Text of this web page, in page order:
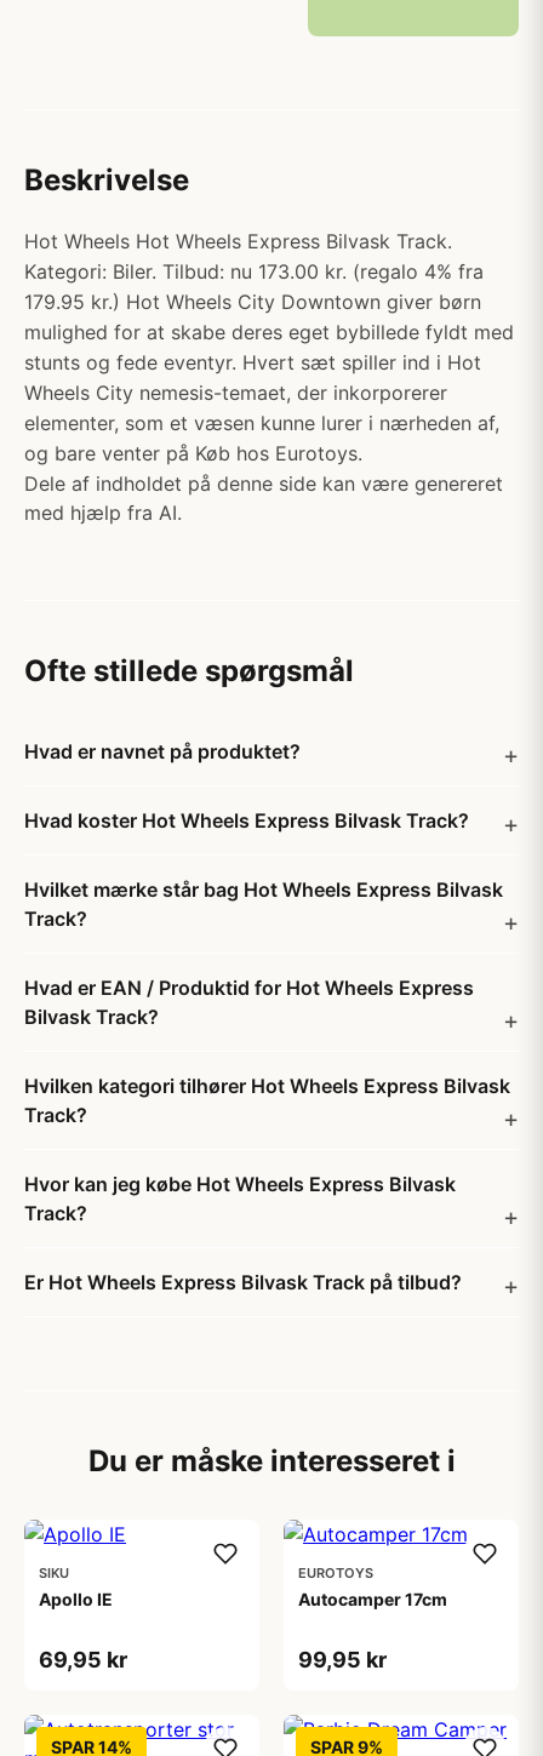
Beskrivelse
Hot Wheels Hot Wheels Express Bilvask Track.
Kategori: Biler. Tilbud: nu 173.00 kr. (regalo 4% fra
179.95 kr.) Hot Wheels City Downtown giver børn
mulighed for at skabe deres eget bybillede fyldt med
stunts og fede eventyr. Hvert sæt spiller ind i Hot
Wheels City nemesis-temaet, der inkorporerer
elementer, som et væsen kunne lurer i nærheden af,
og bare venter på Køb hos Eurotoys.
Dele af indholdet på denne side kan være genereret
med hjælp fra AI.
Ofte stillede spørgsmål
Hvad er navnet på produktet?
Hvad koster Hot Wheels Express Bilvask Track?
Hvilket mærke står bag Hot Wheels Express Bilvask
Track?
Hvad er EAN / Produktid for Hot Wheels Express
Bilvask Track?
Hvilken kategori tilhører Hot Wheels Express Bilvask
Track?
Hvor kan jeg købe Hot Wheels Express Bilvask
Track?
Er Hot Wheels Express Bilvask Track på tilbud?
Du er måske interesseret i
SIKU
Apollo IE
69,95 kr
EUROTOYS
Autocamper 17cm
99,95 kr
SPAR 14% SPAR 9%